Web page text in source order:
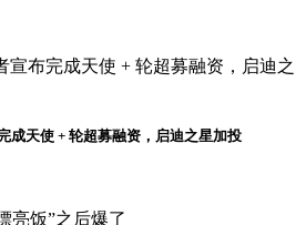
成天使 + 轮超募融资，启迪之星加投